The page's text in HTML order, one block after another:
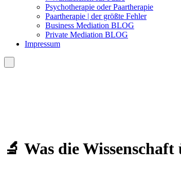
Psychotherapie oder Paartherapie
Paartherapie | der größte Fehler
Business Mediation BLOG
Private Mediation BLOG
Impressum
🔬 Was die